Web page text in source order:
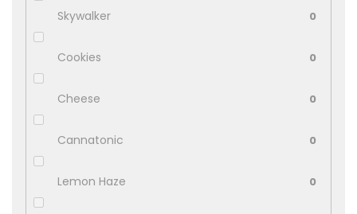
Skywalker 0
Cookies 0
Cheese 0
Cannatonic 0
Lemon Haze 0